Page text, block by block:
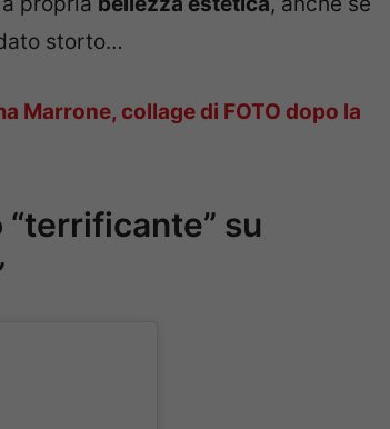
storto…
Marrone, collage di FOTO dopo la
su